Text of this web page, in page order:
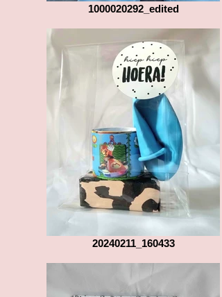
1000020292_edited
20240211_160433